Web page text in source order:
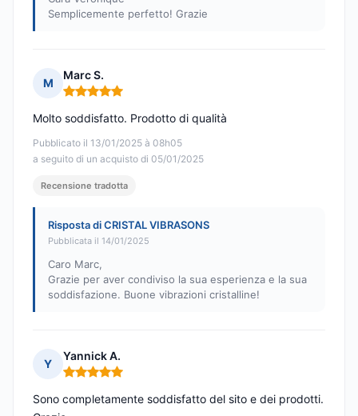
Semplicemente perfetto! Grazie
M
Marc S.
Nota: 5 su 5
Pubblicato il 13/01/2025 à 08h05
a seguito di un acquisto di 05/01/2025
Molto soddisfatto. Prodotto di qualità
Recensione tradotta
Risposta di CRISTAL VIBRASONS
Pubblicata il 14/01/2025
Caro Marc,
Grazie per aver condiviso la sua esperienza e la sua
soddisfazione. Buone vibrazioni cristalline!
Y
Yannick A.
Nota: 5 su 5
Sono completamente soddisfatto del sito e dei prodotti.